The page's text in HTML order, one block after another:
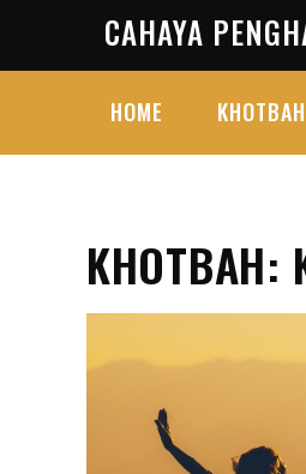
content
CAHAYA
HOME KHOTBAH
KHOTBAH: